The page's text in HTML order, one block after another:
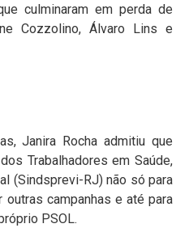
culminaram em perda de
Cozzolino, Álvaro Lins e
Janira Rocha admitiu que
Trabalhadores em Saúde,
(Sindsprevi-RJ) não só para
campanhas e até para
PSOL.